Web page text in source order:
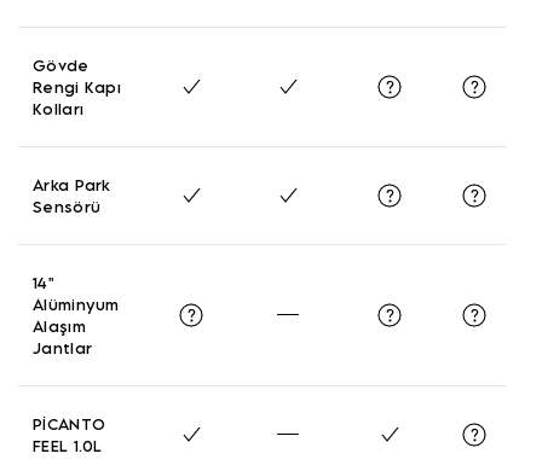
Gövde
Rengi Kapı
Kolları
Arka Park
Sensörü
14"
Alüminyum
Alaşım
Jantlar
PİCANTO
FEEL 1.0L